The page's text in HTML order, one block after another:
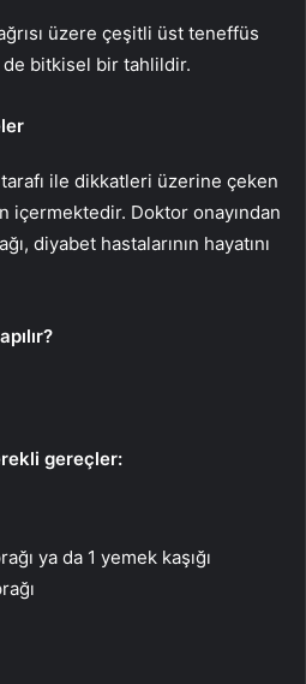
üzere çeşitli üst teneffüs
de bitkisel bir tahlildir.
ile dikkatleri üzerine çeken
içermektedir. Doktor onayından
diyabet hastalarının hayatını
gereçler:
ya da 1 yemek kaşığı